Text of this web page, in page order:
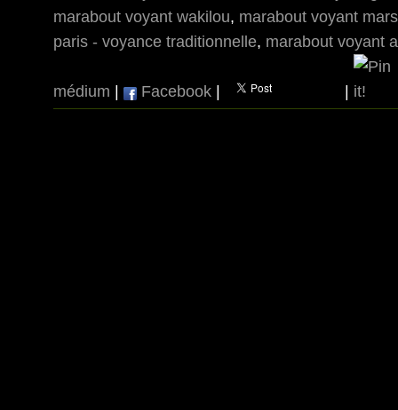
marabout voyant wakilou, marabout voyant
paris - voyance traditionnelle, marabout voyant
médium Facebook